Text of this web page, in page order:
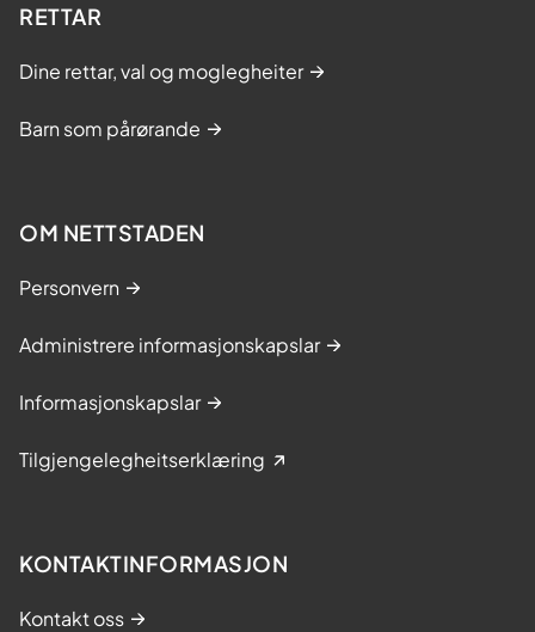
RETTAR
Dine rettar, val og moglegheiter
Barn som pårørande
OM NETTSTADEN
Personvern
Administrere informasjonskapslar
Informasjonskapslar
Tilgjengelegheitserklæring
KONTAKTINFORMASJON
Kontakt oss